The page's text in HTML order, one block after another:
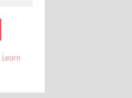
Learn